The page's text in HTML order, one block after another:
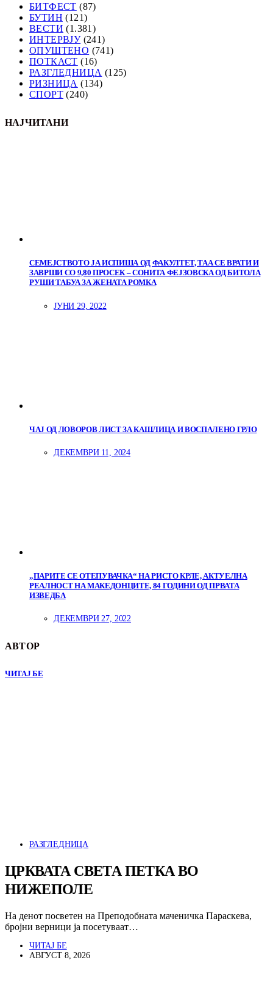
БИТФЕСТ (87)
БУТИН (121)
ВЕСТИ (1.381)
ИНТЕРВЈУ(241)
ОПУШТЕНО (741)
ПОТКАСТ (16)
РАЗГЛЕДНИЦА (125)
РИЗНИЦА (134)
СПОРТ (240)
НАЈЧИТАНИ
СЕМЕЈСТВОТО ЈА ИСПИША ОД ФАКУЛТЕТ, ТАА СЕ ВРАТИ И
ЗАВРШИ СО 9,80 ПРОСЕК – СОНИТА ФЕЈЗОВСКА ОД БИТОЛА
РУШИ ТАБУА ЗА ЖЕНАТА РОМКА
ЈУНИ 29, 2022
ЧАЈ ОД ЛОВОРОВ ЛИСТ ЗА КАШЛИЦА И ВОСПАЛЕНО ГРЛО
ДЕКЕМВРИ 11, 2024
„ПАРИТЕ СЕ ОТЕПУВАЧКА“ НА РИСТО КРЛЕ, АКТУЕЛНА
РЕАЛНОСТ НА МАКЕДОНЦИТЕ, 84 ГОДИНИ ОД ПРВАТА
ИЗВЕДБА
ДЕКЕМВРИ 27, 2022
АВТОР
ЧИТАЈ БЕ
РАЗГЛЕДНИЦА
ЦРКВАТА СВЕТА ПЕТКА ВО
НИЖЕПОЛЕ
На денот посветен на Преподобната маченичка Параскева,
бројни верници ја посетуваат…
ЧИТАЈ БЕ
АВГУСТ 8, 2026